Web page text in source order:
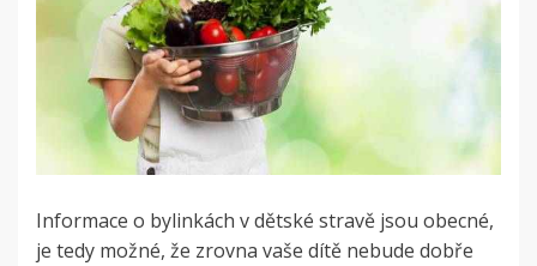
Informace o bylinkách v dětské stravě jsou obecné,
je tedy možné, že zrovna vaše dítě nebude dobře